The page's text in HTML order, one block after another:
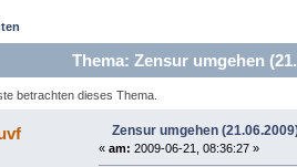
Thema: Zensur umgehen
betrachten dieses Thema.
Zensur umgehen
« am: 2009-06-21, 08:36:27 »